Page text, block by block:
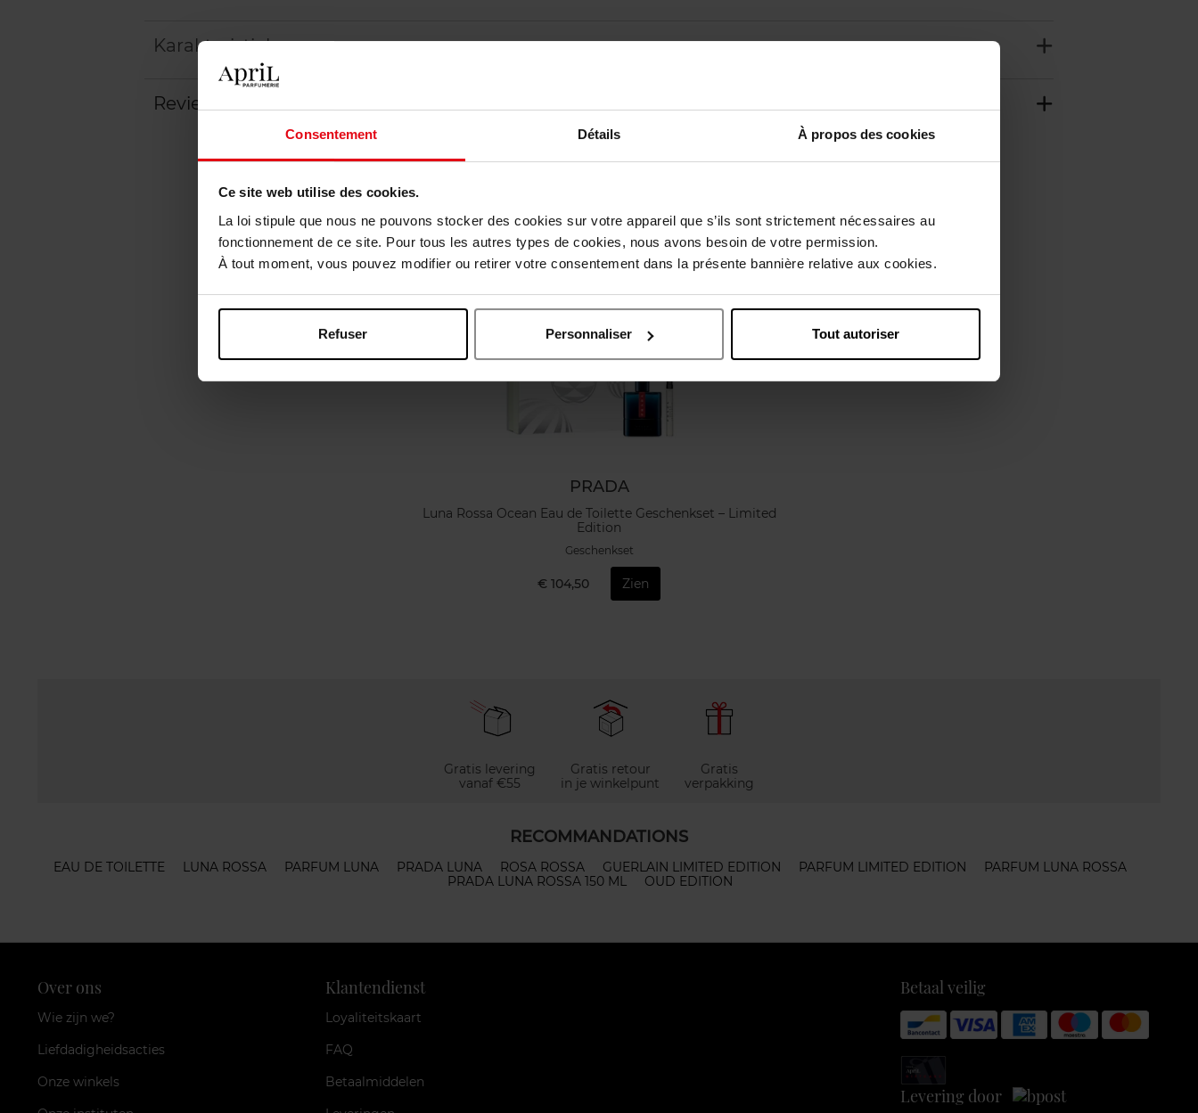
Consentement Détails À propos des cookies
Ce site web utilise des cookies.
La loi stipule que nous ne pouvons stocker des cookies sur votre appareil que s’ils sont strictement nécessaires au
fonctionnement de ce site. Pour tous les autres types de cookies, nous avons besoin de votre permission.
À tout moment, vous pouvez modifier ou retirer votre consentement dans la présente bannière relative aux cookies.
Refuser Personnaliser Tout autoriser
Karakteristieken
Review
Nog iets vergeten ?
PRADA
Luna Rossa Ocean Eau de Toilette Geschenkset – Limited
Edition
Geschenkset
€ 104,50 Zien
Gratis levering
vanaf €55
Gratis retour
in je winkelpunt
Gratis
verpakking
RECOMMANDATIONS
EAU DE TOILETTE LUNA ROSSA PARFUM LUNA PRADA LUNA ROSA ROSSA GUERLAIN LIMITED EDITION PARFUM LIMITED EDITION
PARFUM LUNA ROSSA
PRADA LUNA ROSSA 150 ML
OUD EDITION
Over ons
Wie zijn we?
Liefdadigheidsacties
Onze winkels
Klantendienst
Loyaliteitskaart
FAQ
Betaalmiddelen
Betaal veilig
Levering door